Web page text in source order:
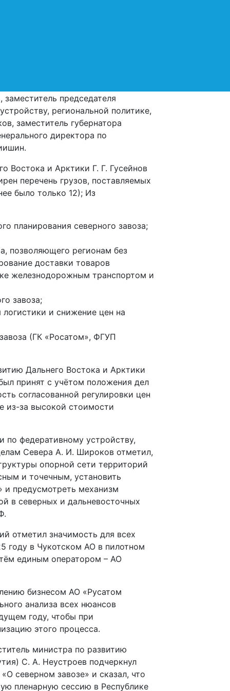
председателя
региональной политике,
заместитель губернатора
директора по
Востока и Арктики Г. Г. Гусейнов
перечень грузов, поставляемых
было только 12); Из
планирования северного завоза;
позволяющего регионам без
доставки товаров
железнодорожным транспортом и
завоза;
и снижение цен на
(ГК «Росатом», ФГУП
Дальнего Востока и Арктики
принят с учётом положения дел
согласованной регулировки цен
из-за высокой стоимости
по федеративному устройству,
Севера А. И. Широков отметил,
опорной сети территорий
и точечным, установить
и предусмотреть механизм
в северных и дальневосточных
отметил значимость для всех
году в Чукотском АО в пилотном
единым оператором – АО
бизнесом АО «Русатом
анализа всех нюансов
году, чтобы при
этого процесса.
министра по развитию
С. А. Неустроев подчеркнул
северном завозе» и сказал, что
пленарную сессию в Республике